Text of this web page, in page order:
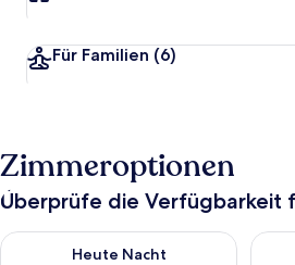
Für Familien (6)
Zimmeroptionen
Überprüfe die Verfügbarkeit
Heute Nacht
Überprüfe die Verfügbarkeit für